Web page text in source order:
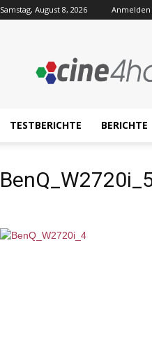
Samstag, August 8, 2026
TESTBERICHTE BERICHTE